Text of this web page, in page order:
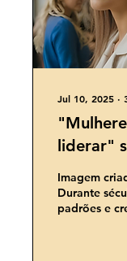
Jul 10, 2025 ∙
liderar"
Imagem
Durante
padrões e